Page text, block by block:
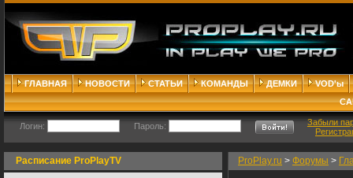
ГЛАВНАЯ НОВОСТИ СТАТЬИ КОМАНДЫ ДЕМКИ
VOD'ы
Логин: Пароль:
Забыли
Расписание ProPlayTV ProPlay.ru > Форумы >